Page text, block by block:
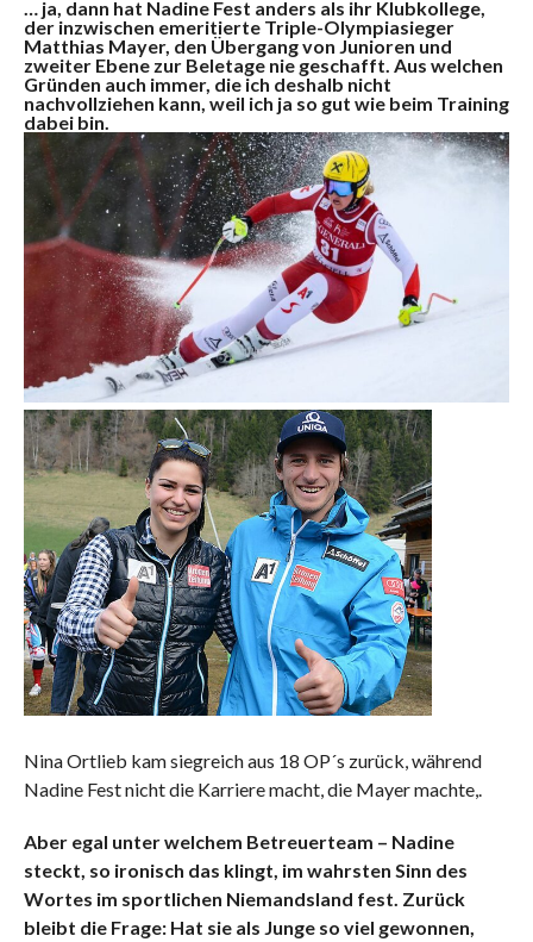
… ja, dann hat Nadine Fest anders als ihr Klubkollege,
der inzwischen emeritierte Triple-Olympiasieger
Matthias Mayer, den Übergang von Junioren und
zweiter Ebene zur Beletage nie geschafft. Aus welchen
Gründen auch immer, die ich deshalb nicht
nachvollziehen kann, weil ich ja so gut wie beim Training
dabei bin.
Nina Ortlieb kam siegreich aus 18 OP´s zurück, während
Nadine Fest nicht die Karriere macht, die Mayer machte,.
Aber egal unter welchem Betreuerteam – Nadine
steckt, so ironisch das klingt, im wahrsten Sinn des
Wortes im sportlichen Niemandsland fest. Zurück
bleibt die Frage: Hat sie als Junge so viel gewonnen,